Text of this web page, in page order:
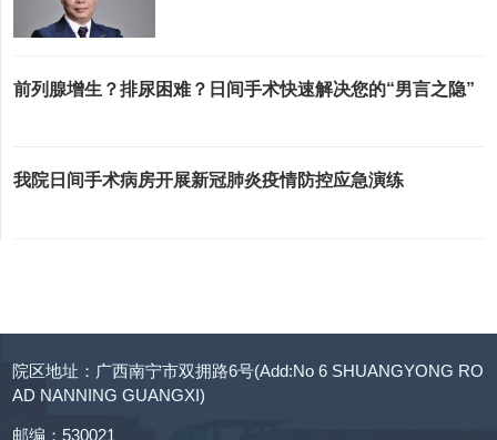
前列腺增生？排尿困难？日间手术快速解决您的“男言之隐”
我院日间手术病房开展新冠肺炎疫情防控应急演练
院区地址：广西南宁市双拥路6号(Add:No 6 SHUANGYONG RO
AD NANNING GUANGXI)
邮编：530021